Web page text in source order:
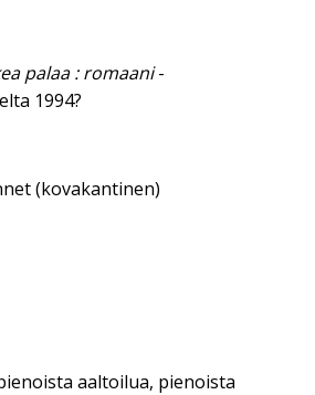
palaa : romaani-
1994?
(kovakantinen)
aaltoilua, pienoista